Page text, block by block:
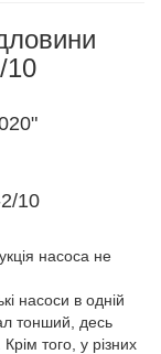
10
10
насоса не
насоси в одній
тонший, десь
того, у різних